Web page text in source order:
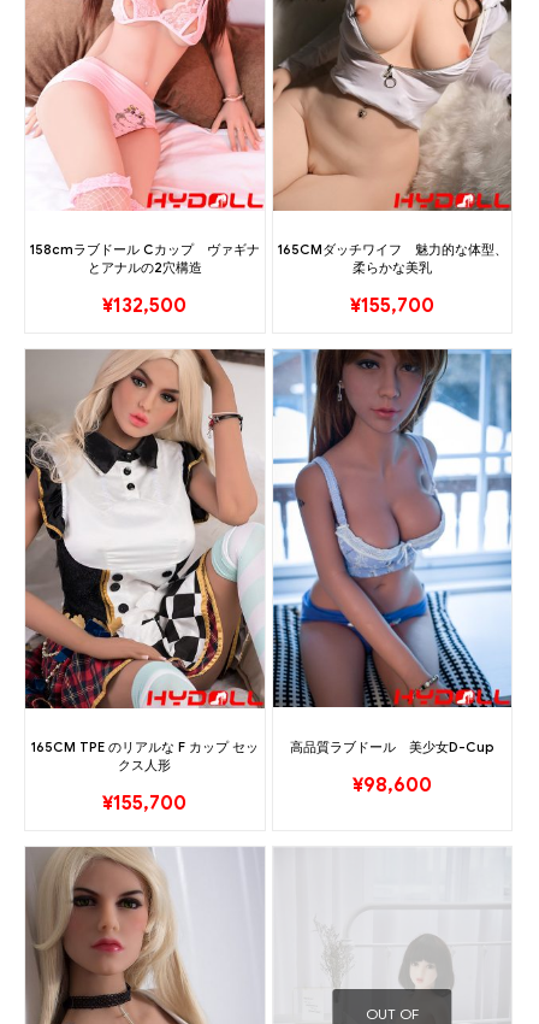
158cmラブドール Cカップ ヴァギナ
とアナルの2穴構造
¥132,500
165CMダッチワイフ 魅力的な体型、
柔らかな美乳
¥155,700
165CM TPE のリアルな F カップ セッ
クス人形
¥155,700
高品質ラブドール 美少女D-Cup
¥98,600
OUT OF